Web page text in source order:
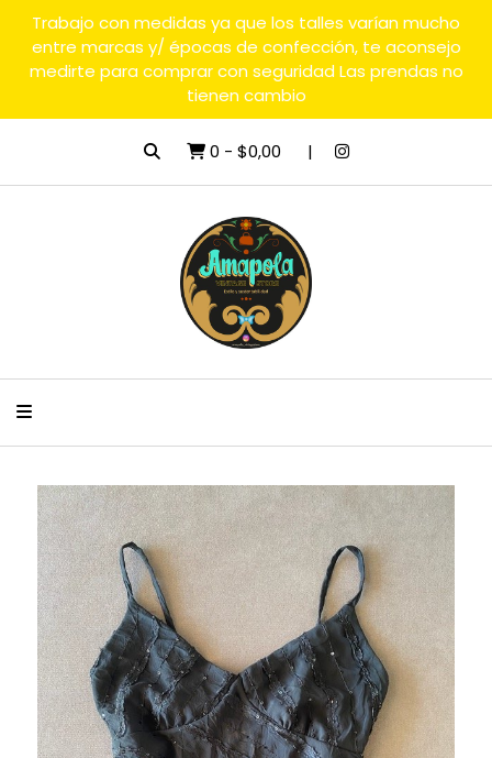
Trabajo con medidas ya que los talles varían mucho
entre marcas y/ épocas de confección, te aconsejo
medirte para comprar con seguridad Las prendas no
tienen cambio
0 - $0,00